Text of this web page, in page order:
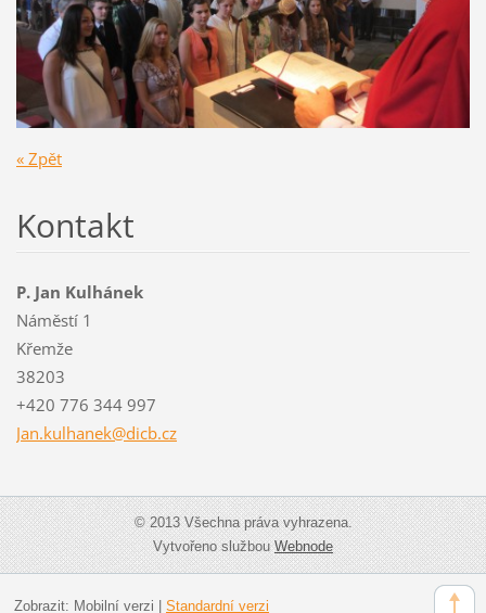
« Zpět
Kontakt
P. Jan Kulhánek
Náměstí 1
Křemže
38203
+420 776 344 997
Jan.kulhanek@dicb.cz
© 2013 Všechna práva vyhrazena.
Vytvořeno službouWebnode
Zobrazit: Mobilní verzi Standardní verzi